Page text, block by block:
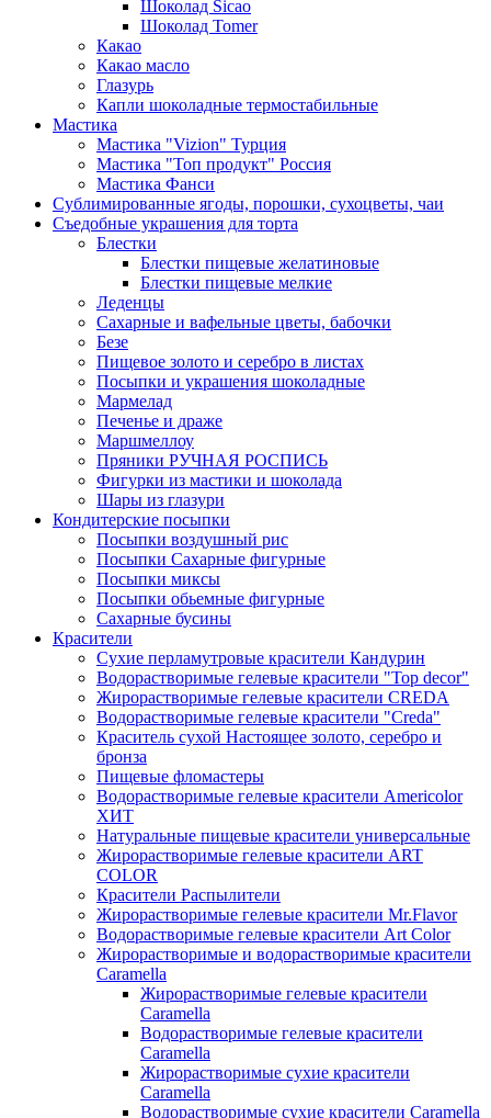
Шоколад Sicao
Шоколад Tomer
Какао
Какао масло
Глазурь
Капли шоколадные термостабильные
Мастика
Мастика "Vizion" Турция
Мастика "Топ продукт" Россия
Мастика Фанси
Сублимированные ягоды, порошки, сухоцветы, чаи
Съедобные украшения для торта
Блестки
Блестки пищевые желатиновые
Блестки пищевые мелкие
Леденцы
Сахарные и вафельные цветы, бабочки
Безе
Пищевое золото и серебро в листах
Посыпки и украшения шоколадные
Мармелад
Печенье и драже
Маршмеллоу
Пряники РУЧНАЯ РОСПИСЬ
Фигурки из мастики и шоколада
Шары из глазури
Кондитерские посыпки
Посыпки воздушный рис
Посыпки Сахарные фигурные
Посыпки миксы
Посыпки обьемные фигурные
Сахарные бусины
Красители
Сухие перламутровые красители Кандурин
Водорастворимые гелевые красители "Top decor"
Жирорастворимые гелевые красители CREDA
Водорастворимые гелевые красители "Creda"
Краситель сухой Настоящее золото, серебро и
бронза
Пищевые фломастеры
Водорастворимые гелевые красители Americolor
ХИТ
Натуральные пищевые красители универсальные
Жирорастворимые гелевые красители ART
COLOR
Красители Распылители
Жирорастворимые гелевые красители Mr.Flavor
Водорастворимые гелевые красители Art Color
Жирорастворимые и водорастворимые красители
Caramella
Жирорастворимые гелевые красители
Caramella
Водорастворимые гелевые красители
Caramella
Жирорастворимые сухие красители
Caramella
Водорастворимые сухие красители Caramella